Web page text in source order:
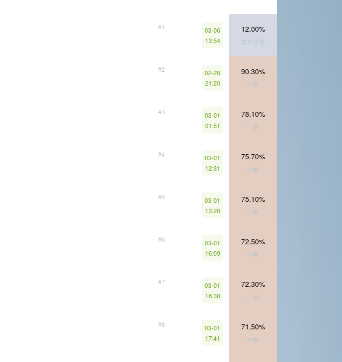
#1
03-06
13:54
12.00%
非常珍贵
#2
02-28
21:20
90.30%
一般
#3
03-01
01:51
78.10%
一般
#4
03-01
12:31
75.70%
一般
#5
03-01
13:28
75.10%
一般
#6
03-01
16:09
72.50%
一般
#7
03-01
16:38
72.30%
一般
#8
03-01
17:41
71.50%
一般